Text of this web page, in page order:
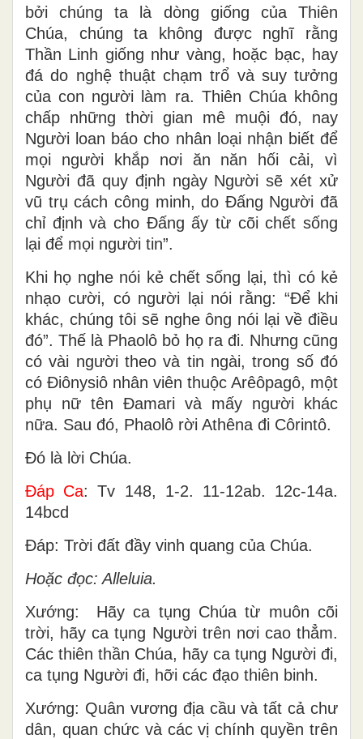
bởi chúng ta là dòng giống của Thiên
Chúa, chúng ta không được nghĩ rằng
Thần Linh giống như vàng, hoặc bạc, hay
đá do nghệ thuật chạm trổ và suy tưởng
của con người làm ra. Thiên Chúa không
chấp những thời gian mê muội đó, nay
Người loan báo cho nhân loại nhận biết để
mọi người khắp nơi ăn năn hối cải, vì
Người đã quy định ngày Người sẽ xét xử
vũ trụ cách công minh, do Ðấng Người đã
chỉ định và cho Ðấng ấy từ cõi chết sống
lại để mọi người tin”.
Khi họ nghe nói kẻ chết sống lại, thì có kẻ
nhạo cười, có người lại nói rằng: “Ðể khi
khác, chúng tôi sẽ nghe ông nói lại về điều
đó”. Thế là Phaolô bỏ họ ra đi. Nhưng cũng
có vài người theo và tin ngài, trong số đó
có Ðiônysiô nhân viên thuộc Arêôpagô, một
phụ nữ tên Ðamari và mấy người khác
nữa. Sau đó, Phaolô rời Athêna đi Côrintô.
Ðó là lời Chúa.
Ðáp Ca: Tv 148, 1-2. 11-12ab. 12c-14a.
14bcd
Ðáp: Trời đất đầy vinh quang của Chúa.
Hoặc đọc: Alleluia.
Xướng: Hãy ca tụng Chúa từ muôn cõi
trời, hãy ca tụng Người trên nơi cao thẳm.
Các thiên thần Chúa, hãy ca tụng Người đi,
ca tụng Người đi, hỡi các đạo thiên binh.
Xướng: Quân vương địa cầu và tất cả chư
dân, quan chức và các vị chính quyền trên